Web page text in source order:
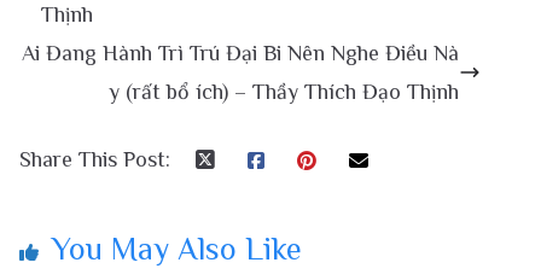
Thịnh
Ai Đang Hành Trì Trú Đại Bi Nên Nghe Điều Nà
y (rất bổ ích) – Thầy Thích Đạo Thịnh
Share This Post:
You May Also Like